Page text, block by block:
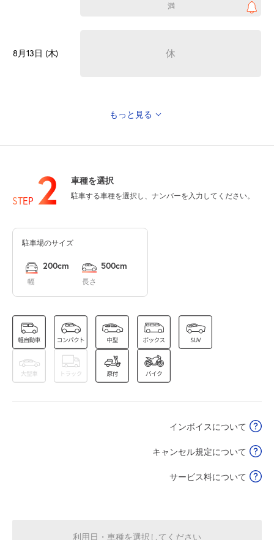
満
8月13日 (木) 休
8月15日 (土) 休
8月16日 (日)
8月17日 (月) ¥1,120
8月18日 (火)
0:00～24:00
¥1,120
0:00～24:00
満
もっと見る
STEP 2 車種を選択
駐車する車種を選択し、ナンバーを入力してください。
駐車場のサイズ
幅
200cm
長さ
500cm
インボイスについて
キャンセル規定について
サービス料について
利用日・車種を選択してください